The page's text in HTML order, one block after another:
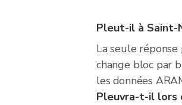
Pleut-il à Saint-
La seule
change bloc par
les données
Pleuvra-t-il lors